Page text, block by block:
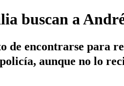
buscan a
de encontrarse para
aunque no lo